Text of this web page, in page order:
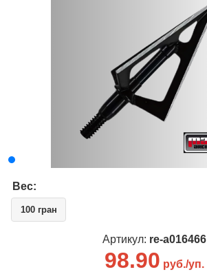
Вес:
100 гран
Артикул: re-a016466
98.90 руб./уп.